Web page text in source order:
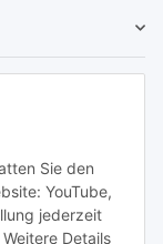
Sie den
YouTube,
jederzeit
Details
sind
Diese